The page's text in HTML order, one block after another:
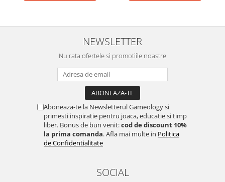
NEWSLETTER
Nu rata ofertele si promotiile noastre
Aboneaza-te la Newsletterul Gameology si
primesti inspiratie pentru joaca, educatie si timp
liber. Bonus de bun venit:cod de discount 10%
la prima comanda. Afla mai multe in Politica
de Confidentialitate
SOCIAL